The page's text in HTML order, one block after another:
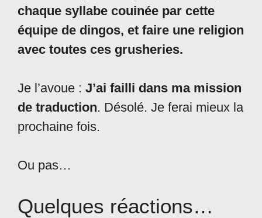
chaque syllabe couinée par cette
équipe de dingos, et faire une religion
avec toutes ces grusheries.
Je l’avoue : J’ai failli dans ma mission
de traduction. Désolé. Je ferai mieux la
prochaine fois.
Ou pas…
Quelques réactions…